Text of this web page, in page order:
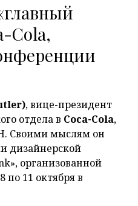
Cola,
, вице-президент
отдела в Coca-Cola,
Своими мыслям он
дизайнерской
организованной
по 11 октября в